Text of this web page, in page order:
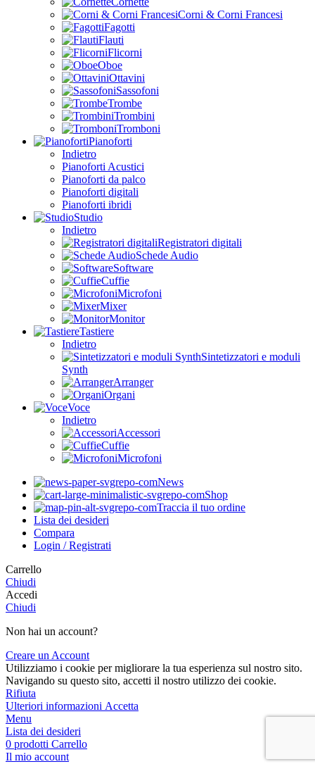
Corni & Corni Francesi
Fagotti
Flauti
Flicorni
Oboe
Ottavini
Sassofoni
Trombe
Trombini
Tromboni
Pianoforti
Indietro
Pianoforti Acustici
Pianoforti da palco
Pianoforti digitali
Pianoforti ibridi
Studio
Indietro
Registratori digitali
Schede Audio
Software
Cuffie
Microfoni
Mixer
Monitor
Tastiere
Indietro
Sintetizzatori e moduli
Synth
Arranger
Organi
Voce
Indietro
Accessori
Cuffie
Microfoni
News
Shop
Traccia il tuo ordine
Lista dei desideri
Compara
Login / Registrati
Carrello
Chiudi
Accedi
Chiudi
Non hai un account?
Creare un Account
Utilizziamo i cookie per migliorare la tua esperienza sul nostro sito.
Navigando su questo sito, accetti il nostro utilizzo dei cookie.
Rifiuta
Ulteriori informazioni Ulteriori
Accetta
Menu
Lista dei desideri
0 prodotti Carrello
Il mio account